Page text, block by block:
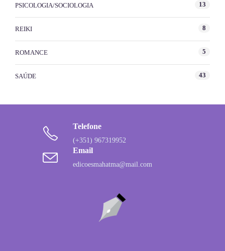
PSICOLOGIA/SOCIOLOGIA 13
REIKI 8
ROMANCE 5
SAÚDE 43
Telefone
(+351) 967319952
Email
edicoesmahatma@mail.com